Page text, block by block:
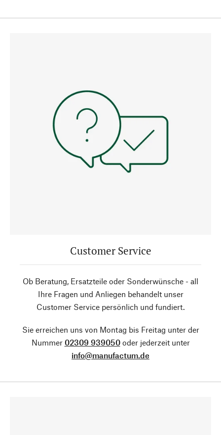
Customer Service
Ob Beratung, Ersatzteile oder Sonderwünsche - all
Ihre Fragen und Anliegen behandelt unser
Customer Service persönlich und fundiert.
Sie erreichen uns von Montag bis Freitag unter der
Nummer 02309 939050oder jederzeit unter
info@manufactum.de